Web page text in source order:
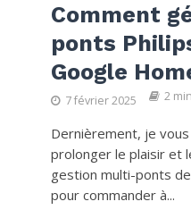
Comment
ponts
Google
7 février 2025 2
Dernièrement, je
prolonger le plaisir et
gestion multi-ponts
pour commander à...